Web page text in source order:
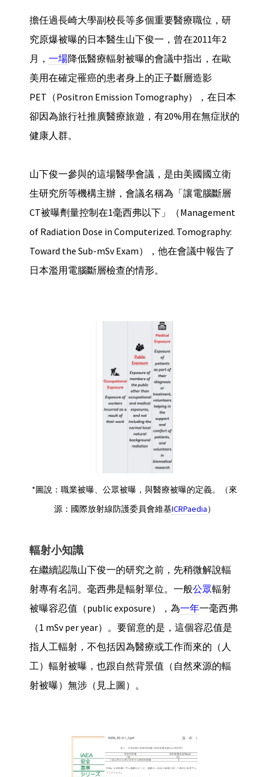
擔任過長崎大學副校長等多個重要醫療職位，研
究原爆被曝的日本醫生山下俊一，曾在2011年2
月， 一場降低醫療輻射被曝的會議中指出，在歐
美用在確定罹癌的患者身上的正子斷層造影
PET（Positron Emission Tomography），在日本
卻因為旅行社推廣醫療旅遊，有20%用在無症狀的
健康人群。
山下俊一參與的這場醫學會議，是由美國國立衛
生研究所等機構主辦，會議名稱為「讓電腦斷層
CT被曝劑量控制在1毫西弗以下」（Management
of Radiation Dose in Computerized. Tomography:
Toward the Sub-mSv Exam），他在會議中報告了
日本濫用電腦斷層檢查的情形。
*圖說：職業被曝、公眾被曝，與醫療被曝的定義。（來
源：國際放射線防護委員會維基ICRPaedia）
輻射小知識
在繼續認識山下俊一的研究之前，先稍微解說輻
射專有名詞。毫西弗是輻射單位。一般公眾輻射
被曝容忍值（public exposure），為一年一毫西弗
（1 mSv per year）。要留意的是，這個容忍值是
指人工輻射，不包括因為醫療或工作而來的（人
工）輻射被曝，也跟自然背景值（自然來源的輻
射被曝）無涉（見上圖）。